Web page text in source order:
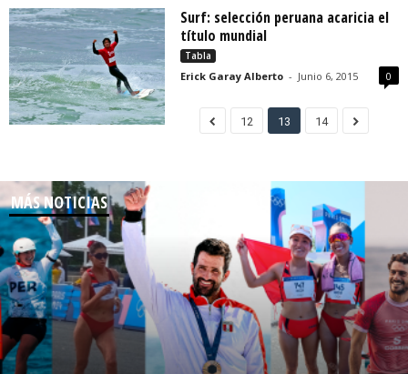
Surf: selección peruana acaricia el
título mundial
Tabla
Erick Garay Alberto - Junio 6, 2015 0
12 13 14
MÁS NOTICIAS